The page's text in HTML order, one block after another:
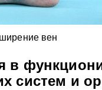
вен
в
систем и